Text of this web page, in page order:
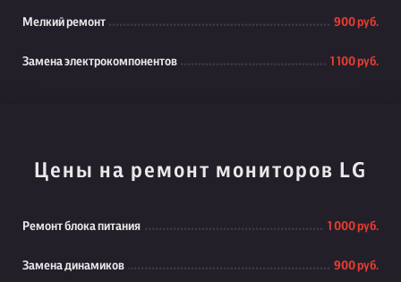
Мелкий ремонт 900 руб.
Замена электрокомпонентов 1 100 руб.
Цены на ремонт мониторов LG
Ремонт блока питания 1 000 руб.
Замена динамиков 900 руб.